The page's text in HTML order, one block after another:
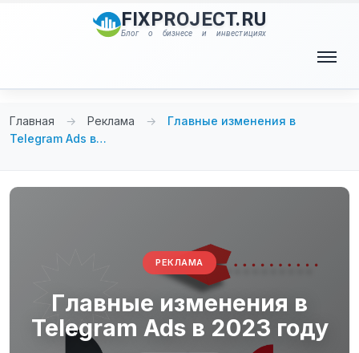
FIXPROJECT.RU
Блог о бизнесе и инвестициях
Главная → Реклама →
Главные изменения в
Telegram Ads в…
РЕКЛАМА
Главные изменения в
Telegram Ads в 2023 году